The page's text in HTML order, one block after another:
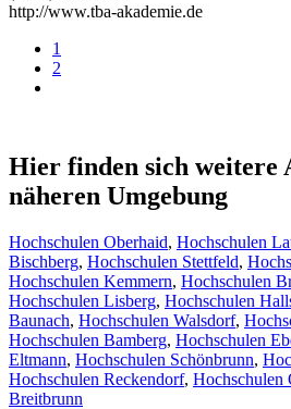
http://www.tba-akademie.de
1
2
Hier finden sich weitere
näheren Umgebung
Hochschulen Oberhaid, Hochschulen
Bischberg, Hochschulen Stettfeld,
Hochschulen Kemmern, Hochschulen
Hochschulen Lisberg, Hochschulen
Baunach, Hochschulen Walsdorf,
Hochschulen Bamberg, Hochschulen
Eltmann, Hochschulen Schönbrunn,
Hochschulen Reckendorf, Hochschulen
Breitbrunn